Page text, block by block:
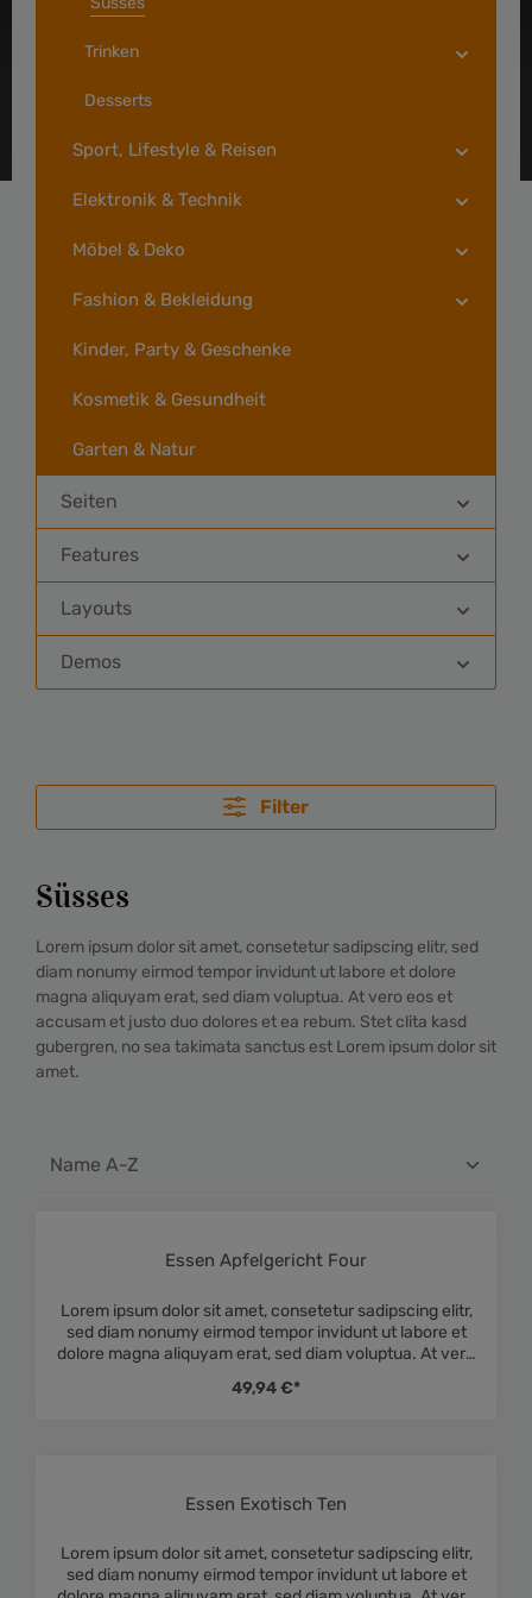
Trinken
Desserts
Sport, Lifestyle & Reisen
Elektronik & Technik
Möbel & Deko
Fashion & Bekleidung
Kinder, Party & Geschenke
Kosmetik & Gesundheit
Garten & Natur
Seiten
Features
Layouts
Demos
Filter
Süsses
Lorem ipsum dolor sit amet, consetetur sadipscing elitr, sed
diam nonumy eirmod tempor invidunt ut labore et dolore
magna aliquyam erat, sed diam voluptua. At vero eos et
accusam et justo duo dolores et ea rebum. Stet clita kasd
gubergren, no sea takimata sanctus est Lorem ipsum dolor sit
amet.
Essen Apfelgericht Four
Lorem ipsum dolor sit amet, consetetur sadipscing elitr,
sed diam nonumy eirmod tempor invidunt ut labore et
dolore magna aliquyam erat, sed diam voluptua. At vero
clita kasd gubergren, no sea takimata sanctus est
duo dolores et ea rebum. Stet clita kasd gubergren, no
49,94 €*
Essen Exotisch Ten
Lorem ipsum dolor sit amet, consetetur sadipscing elitr,
sed diam nonumy eirmod tempor invidunt ut labore et